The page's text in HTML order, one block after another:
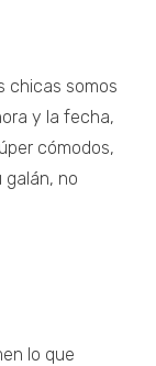
chicas somos
y la fecha,
cómodos,
galán, no
lo que